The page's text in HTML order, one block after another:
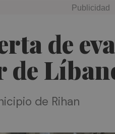
de
de
de Rihan